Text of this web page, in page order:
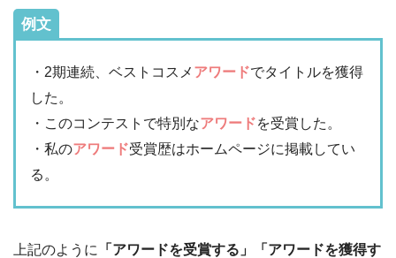
例文
・2期連続、ベストコスメ アワードでタイトルを獲得
した。
・このコンテストで特別なアワードを受賞した。
・私のアワード受賞歴はホームページに掲載してい
る。
上記のように
「アワードを受賞する」「アワードを獲得す